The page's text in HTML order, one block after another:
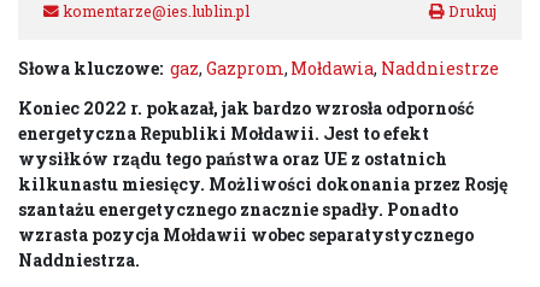
komentarze@ies.lublin.pl
Słowa kluczowe: gaz, Gazprom, Mołdawia, Naddniestrze
Koniec 2022 r. pokazał, jak bardzo wzrosła odporność
energetyczna Republiki Mołdawii. Jest to efekt
wysiłków rządu tego państwa oraz UE z ostatnich
kilkunastu miesięcy. Możliwości dokonania przez Rosję
szantażu energetycznego znacznie spadły. Ponadto
wzrasta pozycja Mołdawii wobec separatystycznego
Naddniestrza.